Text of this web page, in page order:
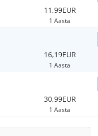
11,99EUR
1 Aasta
16,19EUR
1 Aasta
30,99EUR
1 Aasta